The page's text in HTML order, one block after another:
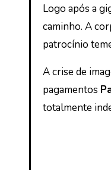
Logo após a
caminho. A
patrocínio
A crise de
pagamentos
totalmente